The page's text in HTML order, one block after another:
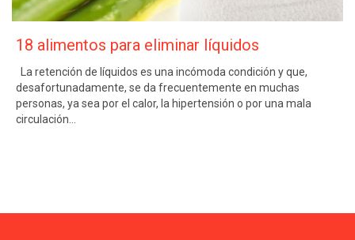
18 alimentos para eliminar líquidos
La retención de líquidos es una incómoda condición y que,
desafortunadamente, se da frecuentemente en muchas
personas, ya sea por el calor, la hipertensión o por una mala
circulación…